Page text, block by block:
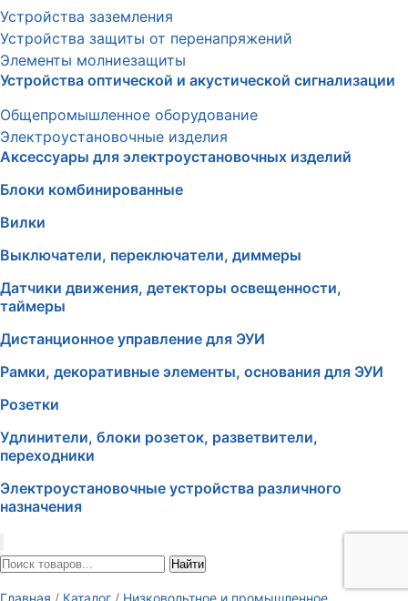
Устройства заземления
Устройства защиты от перенапряжений
Элементы молниезащиты
Устройства оптической и акустической сигнализации
Общепромышленное оборудование
Электроустановочные изделия
Аксессуары для электроустановочных изделий
Блоки комбинированные
Вилки
Выключатели, переключатели, диммеры
Датчики движения, детекторы освещенности,
таймеры
Дистанционное управление для ЭУИ
Рамки, декоративные элементы, основания для ЭУИ
Розетки
Удлинители, блоки розеток, разветвители,
переходники
Электроустановочные устройства различного
назначения
Найти
Главная / Каталог / Низковольтное и промышленное